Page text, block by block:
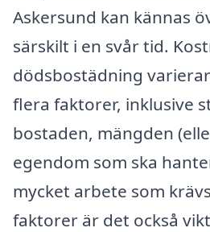
Askersund kan kännas
särskilt i en svår tid.
dödsbostädning
flera faktorer, inklusive
bostaden, mängden
egendom som ska
mycket arbete som
faktorer är det också